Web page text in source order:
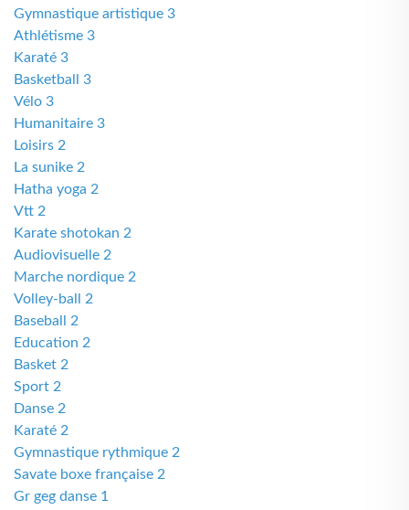
Gymnastique artistique 3
Athlétisme 3
Karaté 3
Basketball 3
Vélo 3
Humanitaire 3
Loisirs 2
La sunike 2
Hatha yoga 2
Vtt 2
Karate shotokan 2
Audiovisuelle 2
Marche nordique 2
Volley-ball 2
Baseball 2
Education 2
Basket 2
Sport 2
Danse 2
Karaté 2
Gymnastique rythmique 2
Savate boxe française 2
Gr geg danse 1